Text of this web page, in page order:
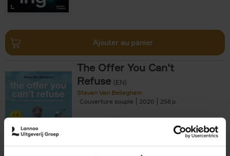
Ajouter au panier
The Offer You Can't
Refuse (EN)
Steven Van Belleghem
Couverture souple
2020 256
€37,50